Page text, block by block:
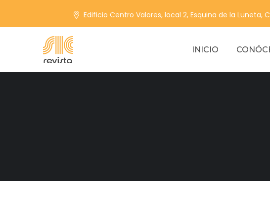
Edificio Centro Valores, local 2, Esquina de la Luneta,
INICIO